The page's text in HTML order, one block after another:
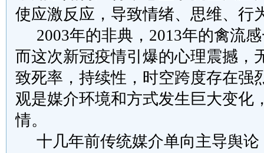
使应激反应，导致情绪、思维、行
2003年的非典， 2013年的禽流
而这次新冠疫情引爆的心理震撼，
致死率，持续性，时空跨度存在强
观是媒介环境和方式发生巨大变化
情。
十几年前传统媒介单向主导舆